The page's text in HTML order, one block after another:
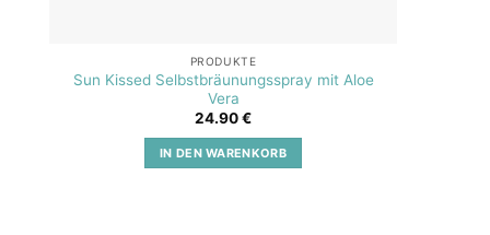
PRODUKTE
Sun Kissed Selbstbräunungsspray mit Aloe
Vera
24.90€
IN DEN WARENKORB